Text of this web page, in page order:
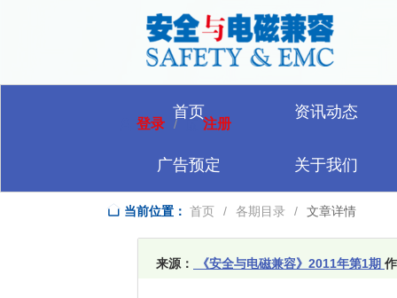
登录 / 注册
首页 资讯动态
广告预定 关于我们
当前位置： 首页 / 各期目录 / 文章详情
来源： 《安全与电磁兼容》2011年第1期